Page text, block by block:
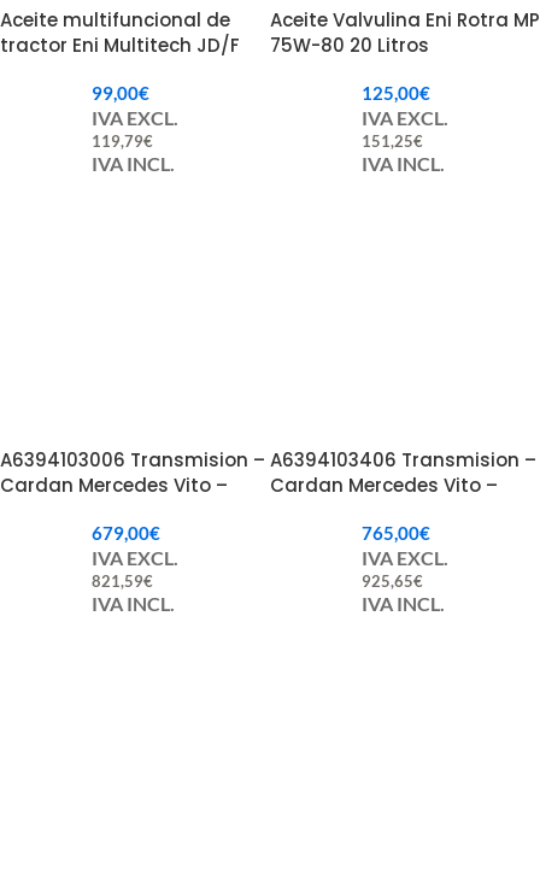
Aceite multifuncional de
tractor Eni Multitech JD/F
99,00€
IVA EXCL.
119,79€
IVA INCL.
Aceite Valvulina Eni Rotra MP
75W-80 20 Litros
125,00€
IVA EXCL.
151,25€
IVA INCL.
A6394103006 Transmision –
Cardan Mercedes Vito –
679,00€
IVA EXCL.
821,59€
IVA INCL.
A6394103406 Transmision –
Cardan Mercedes Vito –
765,00€
IVA EXCL.
925,65€
IVA INCL.